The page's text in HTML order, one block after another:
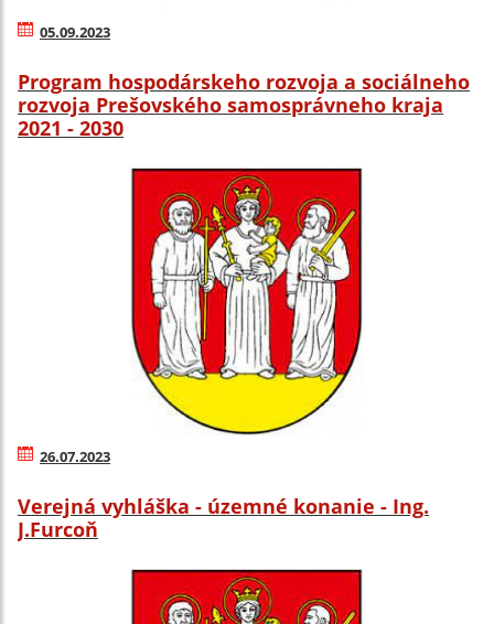
05.09.2023
Program hospodárskeho rozvoja a sociálneho
rozvoja Prešovského samosprávneho kraja
2021 - 2030
26.07.2023
Verejná vyhláška - územné konanie - Ing.
J.Furcoň